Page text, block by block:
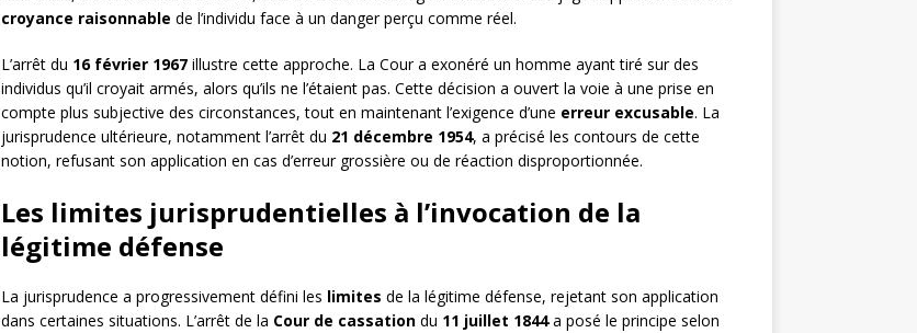
croyance raisonnable de l’individu face à un danger perçu comme réel.
L’arrêt du 16 février 1967illustre cette approche. La Cour a exonéré un homme ayant tiré sur des
individus qu’il croyait armés, alors qu’ils ne l’étaient pas. Cette décision a ouvert la voie à une prise en
compte plus subjective des circonstances, tout en maintenant l’exigence d’une erreur excusable. La
jurisprudence ultérieure, notamment l’arrêt du 21 décembre 1954, a précisé les contours de cette
notion, refusant son application en cas d’erreur grossière ou de réaction disproportionnée.
Les limites jurisprudentielles à l’invocation de la
légitime défense
La jurisprudence a progressivement défini les limites de la légitime défense, rejetant son application
dans certaines situations. L’arrêt de la Cour de cassationdu 11 juillet 1844a posé le principe selon